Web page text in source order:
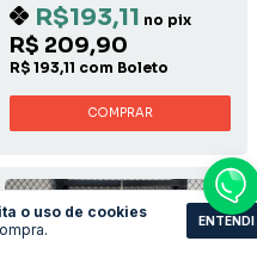
o uso de cookies
ENTENDI
R$193,11 no pix
R$ 209,90
R$ 193,11 com Boleto
COMPRAR